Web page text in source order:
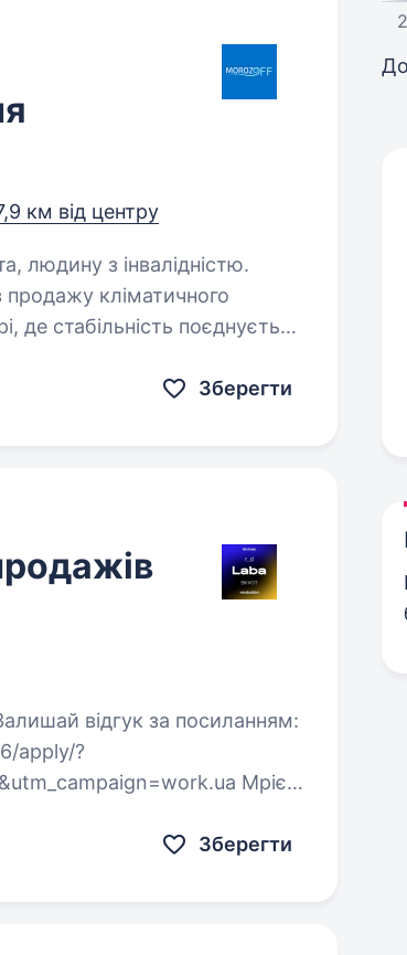
км від центру
людину з інвалідністю.
кліматичного
стабільність поєднується
Зберегти
apply/?
Мрієш
Зберегти